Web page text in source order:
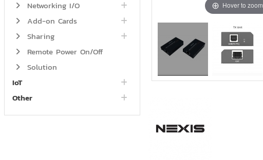
Networking I/O
Add-on Cards
Sharing
Remote Power On/Off
Solution
IoT
Other
Hover to zoom